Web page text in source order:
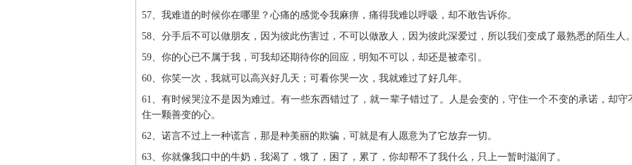
57、我难道的时候你在哪里？心痛的感觉令我麻痹，痛得我难以呼吸，却不敢告诉你。
58、分手后不可以做朋友，因为彼此伤害过，不可以做敌人，因为彼此深爱过，所以我们变成了最熟悉的陌生人。
59、你的心已不属于我，可我却还期待你的回应，明知不可以，却还是被牵引。
60、你笑一次，我就可以高兴好几天；可看你哭一次，我就难过了好几年。
61、有时候哭泣不是因为难过。有一些东西错过了，就一辈子错过了。人是会变的，守住一个不变的承诺，却守
住一颗善变的心。
62、诺言不过上一种谎言，那是种美丽的欺骗，可就是有人愿意为了它放弃一切。
63、你就像我口中的牛奶，我渴了，饿了，困了，累了，你却帮不了我什么，只上一暂时滋润了。